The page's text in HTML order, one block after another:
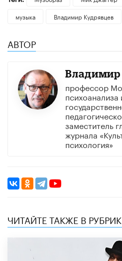
музыка
Владимир Кудрявцев
АВТОР
Владимир
профессор
заместитель
журнала
психология»
ЧИТАЙТЕ ТАКЖЕ В